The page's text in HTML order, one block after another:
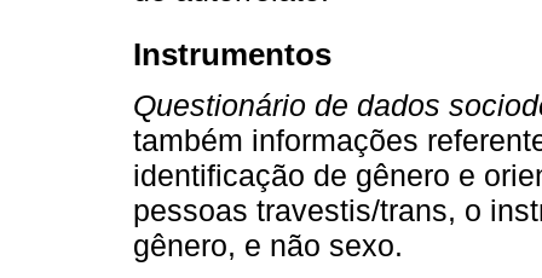
Instrumentos
Questionário de dados
também informações
identificação de gênero e
pessoas travestis/trans, o
gênero, e não sexo.